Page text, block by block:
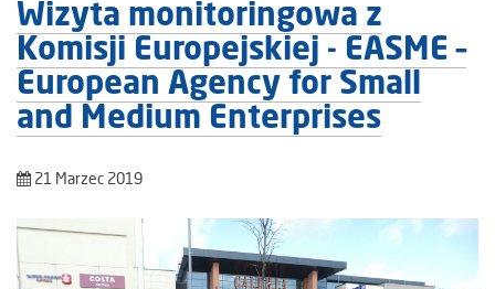
Wizyta monitoringowa z
Komisji Europejskiej - EASME –
European Agency for Small
and Medium Enterprises
21 Marzec 2019